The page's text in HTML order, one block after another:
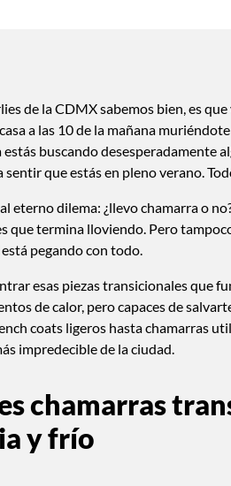
de la CDMX sabemos bien, es
a las 10 de la mañana
estás buscando desesperadamente
sentir que estás en pleno verano.
eterno dilema: ¿llevo chamarra o
que termina lloviendo. Pero
pegando con todo.
esas piezas transicionales que
de calor, pero capaces de
coats ligeros hasta chamarras
impredecible de la ciudad.
chamarras
y frío